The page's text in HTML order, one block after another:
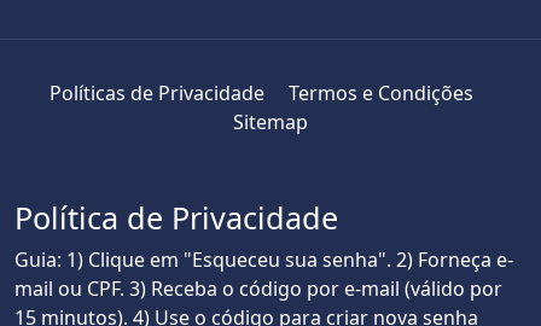
Políticas de Privacidade
Termos e Condições
Sitemap
Política de Privacidade
Guia: 1) Clique em "Esqueceu sua senha". 2) Forneça e-
mail ou CPF. 3) Receba o código por e-mail (válido por
15 minutos). 4) Use o código para criar nova senha